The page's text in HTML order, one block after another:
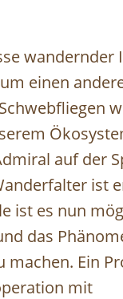
wandernder
einen
auf der
ist
ist es nun
das
Ein
mit